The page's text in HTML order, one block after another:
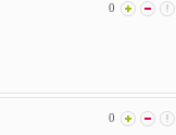
0
0